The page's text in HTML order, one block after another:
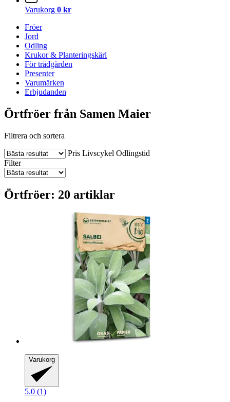
Varukorg 0 kr
Fröer
Jord
Odling
Krukor & Planteringskärl
För trädgården
Presenter
Varumärken
Erbjudanden
Örtfröer från Samen Maier
Filtrera och sortera
Pris Livscykel Odlingstid
Filter
Örtfröer: 20 artiklar
Varukorg
5.0 (1)